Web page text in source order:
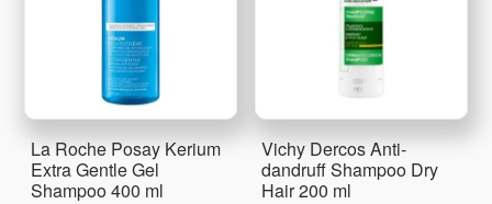
La Roche Posay Kerium
Extra Gentle Gel
Shampoo 400 ml
Vichy Dercos Anti-
dandruff Shampoo Dry
Hair 200 ml